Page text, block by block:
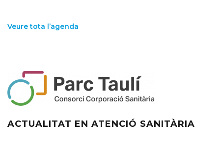
Veure tota l’agenda
ACTUALITAT EN ATENCIÓ SANITÀRIA